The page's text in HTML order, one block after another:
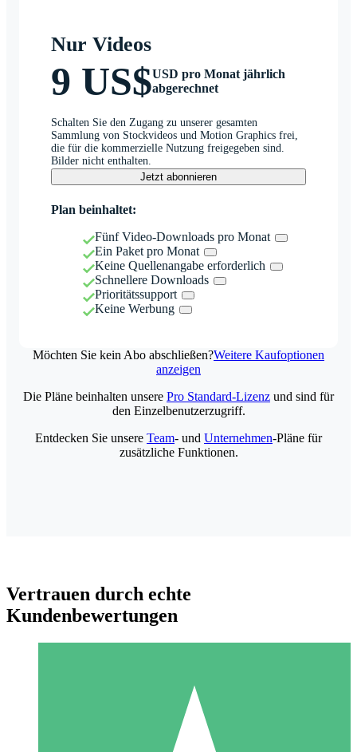
Nur Videos
9 US$USD pro Monat jährlich
abgerechnet
Schalten Sie den Zugang zu unserer gesamten
Sammlung von Stockvideos und Motion Graphics frei,
die für die kommerzielle Nutzung freigegeben sind.
Bilder nicht enthalten.
Jetzt abonnieren
Plan beinhaltet:
Fünf Video-Downloads pro Monat
Ein Paket pro Monat
Keine Quellenangabe erforderlich
Schnellere Downloads
Prioritätssupport
Keine Werbung
Möchten Sie kein Abo abschließen?Weitere Kaufoptionen
anzeigen
Individuelle Credit-Pakete
Die Pläne beinhalten unsere Pro Standard-Lizenz und sind für
den Einzelbenutzerzugriff.
Entdecken Sie unsere Team- und Unternehmen-Pläne für
zusätzliche Funktionen.
Vertrauen durch echte
Kundenbewertungen